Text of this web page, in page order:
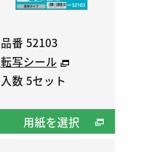
品番 52103
転写シール
入数 5セット
用紙を選択